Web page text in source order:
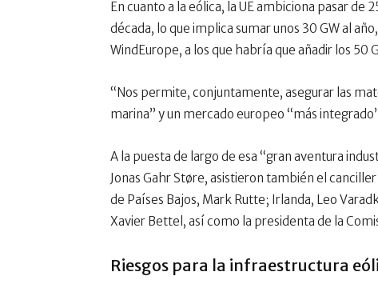
En cuanto a la eólica, la UE ambiciona pasar de
década, lo que implica sumar unos 30 GW al
WindEurope, a los que habría que añadir los 50
“Nos permite, conjuntamente, asegurar las
marina” y un mercado europeo “más
A la puesta de largo de esa “gran aventura
Jonas Gahr Støre, asistieron también el
de Países Bajos, Mark Rutte; Irlanda, Leo
Xavier Bettel, así como la presidenta de la
Riesgos para la infraestructura